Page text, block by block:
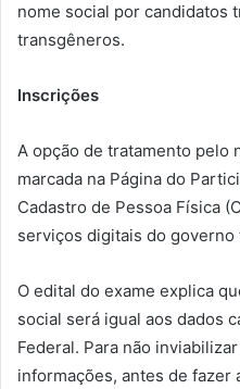
nome social por candidatos
transgêneros.
Inscrições
A opção de tratamento pelo
marcada na Página do
Cadastro de Pessoa Física
serviços digitais do governo
O edital do exame explica
social será igual aos dados
Federal. Para não
informações, antes de fazer